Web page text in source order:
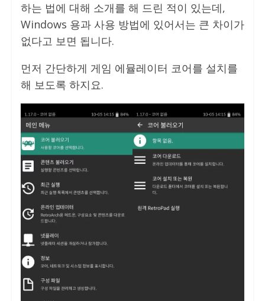
하는 법에 대해 소개를 해 드린 적이 있는데,
Windows 용과 사용 방법에 있어서는 큰 차이가
없다고 보면 됩니다.
먼저 간단하게 게임 에뮬레이터 코어를 설치를
해 보도록 하지요.